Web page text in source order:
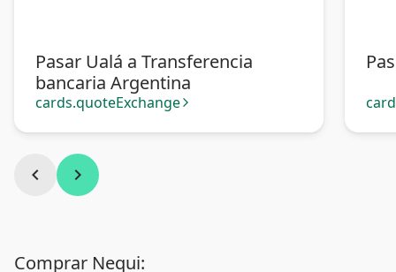
Pasar Ualá a Transferencia
bancaria Argentina
cards.quoteExchange arrow_forward_ios
chevron_left chevron_right
Comprar Nequi: